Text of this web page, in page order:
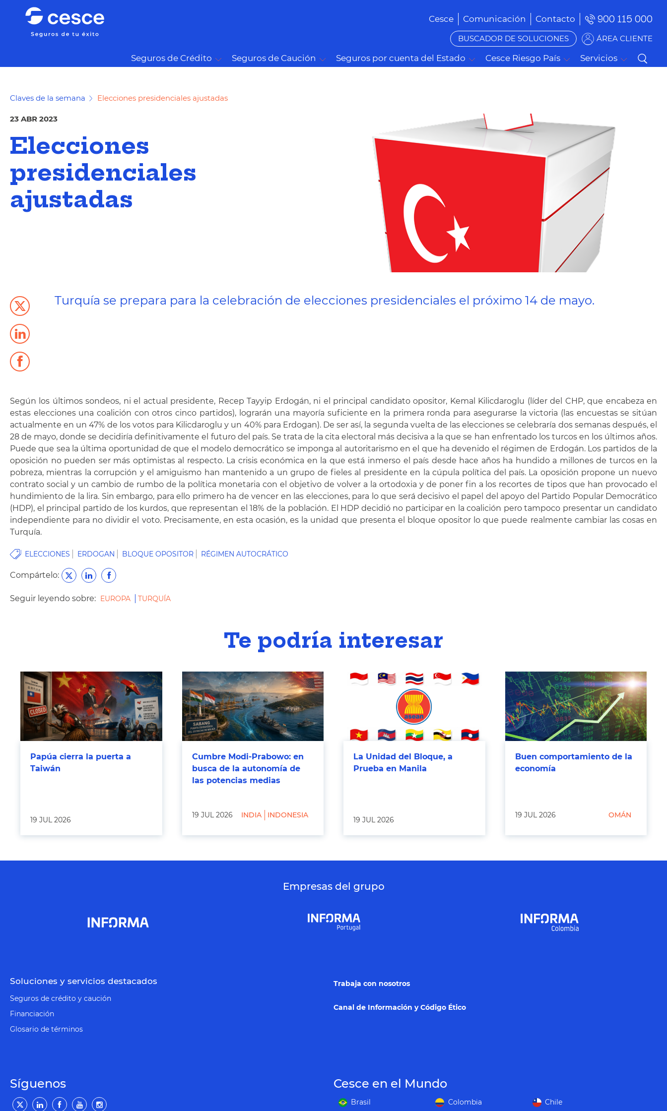
Cesce Comunicación Contacto 900 115 000
BUSCADOR DE SOLUCIONES ÁREA CLIENTE
Seguros de Crédito Seguros de Caución Seguros por cuenta del Estado Cesce Riesgo País Servicios
Claves de la semana Elecciones presidenciales ajustadas
23 ABR 2023
Elecciones
presidenciales
ajustadas
Turquía se prepara para la celebración de elecciones presidenciales el próximo 14 de mayo.
Según los últimos sondeos, ni el actual presidente, Recep Tayyip Erdogán, ni el principal candidato opositor, Kemal Kilicdaroglu (líder del CHP, que encabeza en
estas elecciones una coalición con otros cinco partidos), lograrán una mayoría suficiente en la primera ronda para asegurarse la victoria (las encuestas se sitúan
actualmente en un 47% de los votos para Kilicdaroglu y un 40% para Erdogan). De ser así, la segunda vuelta de las elecciones se celebraría dos semanas después, el
28 de mayo, donde se decidiría definitivamente el futuro del país. Se trata de la cita electoral más decisiva a la que se han enfrentado los turcos en los últimos años.
Puede que sea la última oportunidad de que el modelo democrático se imponga al autoritarismo en el que ha devenido el régimen de Erdogán. Los partidos de la
oposición no pueden ser más optimistas al respecto. La crisis económica en la que está inmerso el país desde hace años ha hundido a millones de turcos en la
pobreza, mientras la corrupción y el amiguismo han mantenido a un grupo de fieles al presidente en la cúpula política del país. La oposición propone un nuevo
contrato social y un cambio de rumbo de la política monetaria con el objetivo de volver a la ortodoxia y de poner fin a los recortes de tipos que han provocado el
hundimiento de la lira. Sin embargo, para ello primero ha de vencer en las elecciones, para lo que será decisivo el papel del apoyo del Partido Popular Democrático
(HDP), el principal partido de los kurdos, que representan el 18% de la población. El HDP decidió no participar en la coalición pero tampoco presentar un candidato
independiente para no dividir el voto. Precisamente, en esta ocasión, es la unidad que presenta el bloque opositor lo que puede realmente cambiar las cosas en
Turquía.
ELECCIONES ERDOGAN BLOQUE OPOSITOR RÉGIMEN AUTOCRÁTICO
Compártelo:
Seguir leyendo sobre: EUROPA TURQUÍA
Te podría interesar
Papúa cierra la puerta a
Taiwán
19 JUL 2026
Cumbre Modi-Prabowo: en
busca de la autonomía de
las potencias medias
19 JUL 2026 INDIA INDONESIA
La Unidad del Bloque, a
Prueba en Manila
19 JUL 2026
Buen comportamiento de la
economía
19 JUL 2026 OMÁN
Empresas del grupo
Soluciones y servicios destacados
Seguros de crédito y caución
Financiación
Glosario de términos
Trabaja con nosotros
Canal de Información y Código Ético
Síguenos Cesce en el Mundo
Brasil Colombia Chile